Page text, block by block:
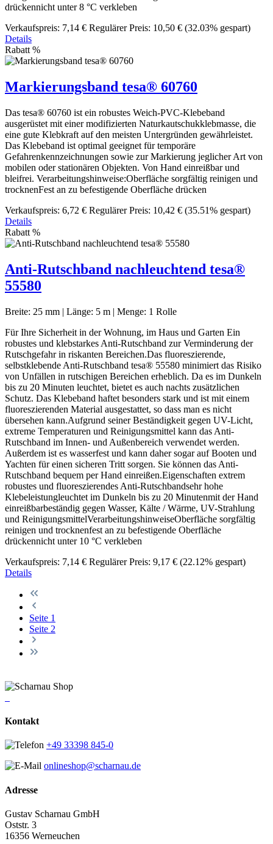
drückennicht unter 8 °C verkleben
Verkaufspreis: 7,14 € Regulärer Preis: 10,50 € (32.03% gespart)
Details
Rabatt %
Markierungsband tesa® 60760
Das tesa® 60760 ist ein robustes Weich-PVC-Klebeband
ausgerüstet mit einer modifizierten Naturkautschukklebmasse, die
eine gute Klebkraft auf den meisten Untergründen gewährleistet.
Das Klebeband ist optimal geeignet für temporäre
Gefahrenkennzeichnungen sowie zur Markierung jeglicher Art von
mobilen oder stationären Objekten. Von Hand einreißbar und
bleifrei. Verarbeitungshinweise:Oberfläche sorgfältig reinigen und
trocknenFest an zu befestigende Oberfläche drücken
Verkaufspreis: 6,72 € Regulärer Preis: 10,42 € (35.51% gespart)
Details
Rabatt %
Anti-Rutschband nachleuchtend tesa®
55580
Breite: 25 mm | Länge: 5 m | Menge: 1 Rolle
Für Ihre Sicherheit in der Wohnung, im Haus und Garten Ein
robustes und klebstarkes Anti-Rutschband zur Verminderung der
Rutschgefahr in riskanten Bereichen.Das fluoreszierende,
selbstklebende Anti-Rutschband tesa® 55580 minimiert das Risiko
von Unfällen in rutschigen Bereichen erheblich. Da es im Dunkeln
bis zu 20 Minuten leuchtet, bietet es auch nachts zusätzlichen
Schutz. Das Klebeband haftet besonders stark und ist mit einem
fluoreszierenden Material ausgestattet, so dass man es nicht
übersehen kann.Aufgrund seiner Beständigkeit gegen UV-Licht,
extreme Temperaturen und Reinigungsmittel kann das Anti-
Rutschband im Innen- und Außenbereich verwendet werden.
Außerdem ist es wasserfest und kann daher sogar auf Booten und
Yachten für einen sicheren Tritt sorgen. Sie können das Anti-
Rutschband bequem per Hand einreißen.Eigenschaften extrem
robustes und fluoreszierendes Anti-Rutschbandsehr hohe
Klebeleistungleuchtet im Dunkeln bis zu 20 Minutenmit der Hand
einreißbarbeständig gegen Wasser, Kälte / Wärme, UV-Strahlung
und ReinigungsmittelVerarbeitungshinweiseOberfläche sorgfältig
reinigen und trocknenfest an zu befestigende Oberfläche
drückennicht unter 10 °C verkleben
Verkaufspreis: 7,14 € Regulärer Preis: 9,17 € (22.12% gespart)
Details
Seite 1
Seite 2
Kontakt
+49 33398 845-0
onlineshop@scharnau.de
Adresse
Gustav Scharnau GmbH
Oststr. 3
16356 Werneuchen